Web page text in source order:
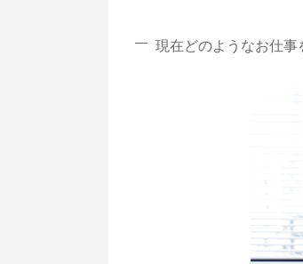
現在どのようなお仕事